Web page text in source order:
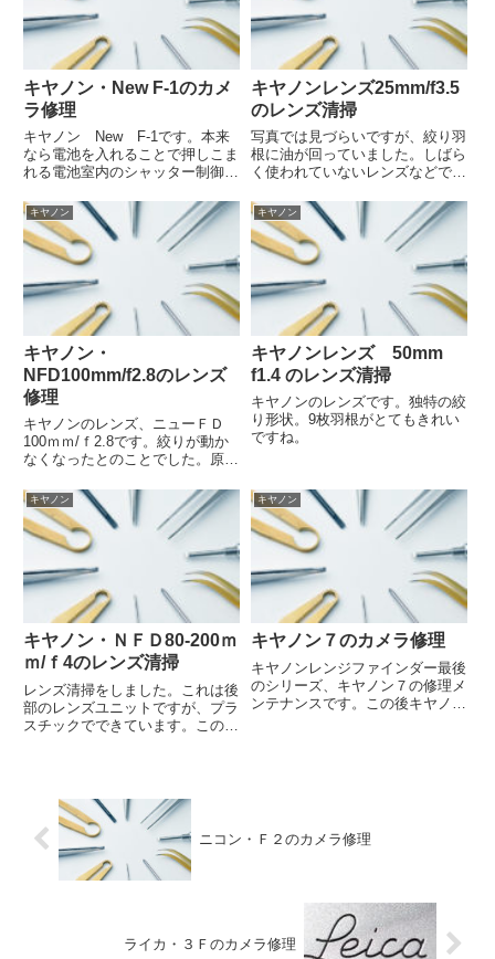
キヤノン・New F-1のカメ
ラ修理
キヤノン New F-1です。本来
なら電池を入れることで押しこま
れる電池室内のシャッター制御装
まれた状態になっていました。電
池室下の部品が歪んでいましたの
で調整しました。
キヤノンレンズ25mm/f3.5
のレンズ清掃
写真では見づらいですが、絞り羽
根に油が回っていました。しばら
く使われていないレンズなどでよ
場合、絞りと連動しないといった
不具合が発生します。このレンズ
の場合は自動絞りではないのでた
だち影響が出るわけではありま
せ...
キヤノン
キヤノン・
NFD100mm/f2.8のレンズ
修理
キヤノンのレンズ、ニューＦＤ
100ｍｍ/ｆ2.8です。絞りが動か
なくなったとのことでした。原因
動かしたところ絞り羽根にどっぷ
りと油が…。全部ばらしてから羽
根を洗浄、修理完了です。
キヤノン
キヤノンレンズ 50mm
f1.4 のレンズ清掃
キヤノンのレンズです。独特の絞
り形状。9枚羽根がとてもきれい
ですね。
キヤノン
キヤノン・ＮＦＤ80-200ｍ
ｍ/ｆ4のレンズ清掃
レンズ清掃をしました。これは後
部のレンズユニットですが、プラ
スチックでできています。この部
扱いに気を使います…。
キヤノン
キヤノン７のカメラ修理
キヤノンレンジファインダー最後
のシリーズ、キヤノン７の修理メ
ンテナンスです。この後キヤノン
ニコン・Ｆ２のカメラ修理
ライカ・３Ｆのカメラ修理